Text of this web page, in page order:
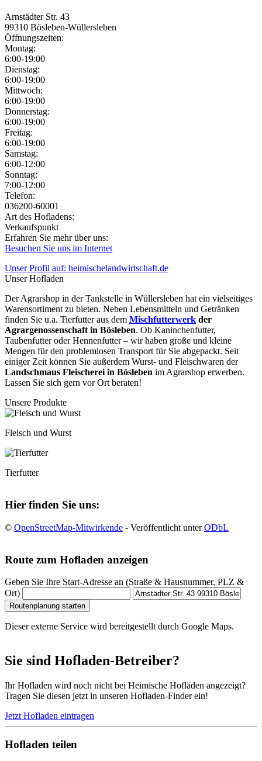
Arnstädter Str. 43
99310 Bösleben-Wüllersleben
Öffnungszeiten:
Montag:
6:00-19:00
Dienstag:
6:00-19:00
Mittwoch:
6:00-19:00
Donnerstag:
6:00-19:00
Freitag:
6:00-19:00
Samstag:
6:00-12:00
Sonntag:
7:00-12:00
Jetzt geöffnet!
Jetzt geschlossen!
Telefon:
036200-60001
Art des Hofladens:
Verkaufspunkt
Erfahren Sie mehr über uns:
Besuchen Sie uns im Internet
Unser Profil auf: heimischelandwirtschaft.de
Unser Hofladen
Der Agrarshop in der Tankstelle in Wüllersleben hat ein vielseitiges
Warensortiment zu bieten. Neben Lebensmitteln und Getränken
finden Sie u.a. Tierfutter aus dem Mischfutterwerk der
Agrargenossenschaft in Bösleben. Ob Kaninchenfutter,
Taubenfutter oder Hennenfutter – wir haben große und kleine
Mengen für den problemlosen Transport für Sie abgepackt. Seit
einiger Zeit können Sie außerdem Wurst- und Fleischwaren der
Landschmaus Fleischerei in Bösleben im Agrarshop erwerben.
Lassen Sie sich gern vor Ort beraten!
Unsere Produkte
Fleisch und Wurst
Tierfutter
Hier finden Sie uns:
© OpenStreetMap-Mitwirkende - Veröffentlicht unterODbL
Route zum Hofladen anzeigen
Geben Sie Ihre Start-Adresse an (Straße & Hausnummer, PLZ &
Ort)
Routenplanung starten
Dieser externe Service wird bereitgestellt durch Google Maps.
Sie sind Hofladen-Betreiber?
Ihr Hofladen wird noch nicht bei Heimische Hofläden angezeigt?
Tragen Sie diesen jetzt in unseren Hofladen-Finder ein!
Jetzt Hofladen eintragen
Hofladen teilen